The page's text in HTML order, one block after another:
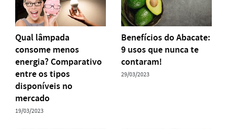
Qual lâmpada
consome menos
energia? Comparativo
entre os tipos
disponíveis no
mercado
19/03/2023
Benefícios do Abacate:
9 usos que nunca te
contaram!
29/03/2023